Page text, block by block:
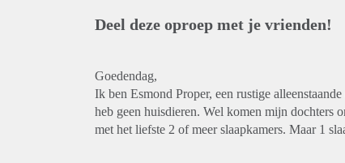
Deel deze oproep met je vrienden!
Goedendag,
Ik ben Esmond Proper, een rustige
heb geen huisdieren. Wel komen mijn dochters
met het liefste 2 of meer slaapkamers. Maar 1